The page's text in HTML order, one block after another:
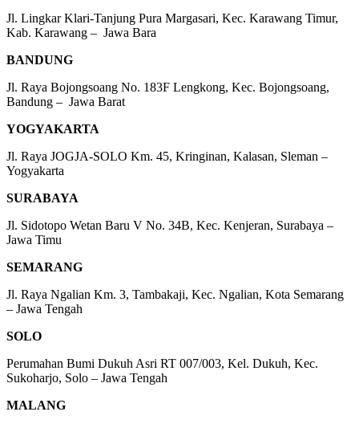
Jl. Lingkar Klari-Tanjung Pura Margasari, Kec. Karawang Timur,
Kab. Karawang – Jawa Bara
BANDUNG
Jl. Raya Bojongsoang No. 183F Lengkong, Kec. Bojongsoang,
Bandung – Jawa Barat
YOGYAKARTA
Jl. Raya JOGJA-SOLO Km. 45, Kringinan, Kalasan, Sleman –
Yogyakarta
SURABAYA
Jl. Sidotopo Wetan Baru V No. 34B, Kec. Kenjeran, Surabaya –
Jawa Timu
SEMARANG
Jl. Raya Ngalian Km. 3, Tambakaji, Kec. Ngalian, Kota Semarang
– Jawa Tengah
SOLO
Perumahan Bumi Dukuh Asri RT 007/003, Kel. Dukuh, Kec.
Sukoharjo, Solo – Jawa Tengah
MALANG